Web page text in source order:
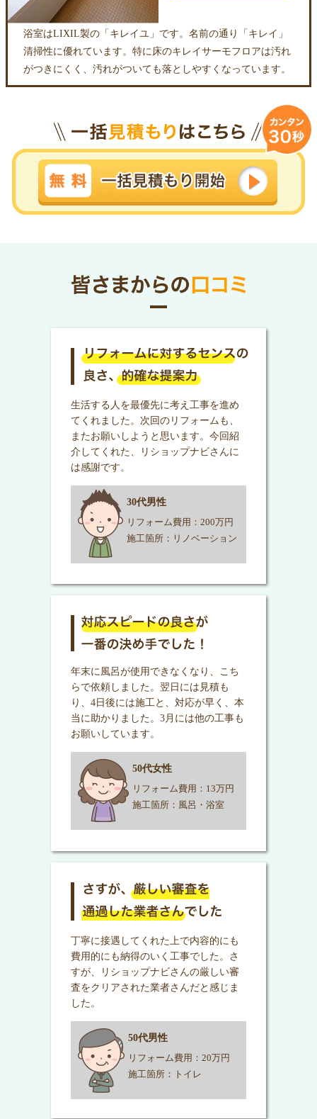
浴室はLIXIL製の「キレイユ」です。名前の通り「キレイ」
清掃性に優れています。特に床のキレイサーモフロアは汚れ
がつきにくく、汚れがついても落としやすくなっています。
生活する人を最優先に考え工事を進め
てくれました。次回のリフォームも、
またお願いしようと思います。今回紹
介してくれた、リショップナビさんに
は感謝です。
30代男性
リフォーム費用：200万円
施工箇所：リノベーション
年末に風呂が使用できなくなり、こち
らで依頼しました。翌日には見積も
り、4日後には施工と、対応が早く、本
当に助かりました。3月には他の工事も
お願いしています。
50代女性
リフォーム費用：13万円
施工箇所：風呂・浴室
丁寧に接遇してくれた上で内容的にも
費用的にも納得のいく工事でした。さ
すが、リショップナビさんの厳しい審
査をクリアされた業者さんだと感じま
した。
50代男性
リフォーム費用：20万円
施工箇所：トイレ